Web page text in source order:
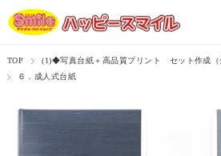
TOP
(1)◆写真台紙＋高品質プリント セット作成（
６．成人式台紙